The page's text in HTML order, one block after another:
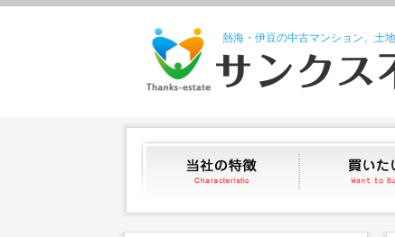
熱海・伊豆の中古マンション、土
当社の特徴